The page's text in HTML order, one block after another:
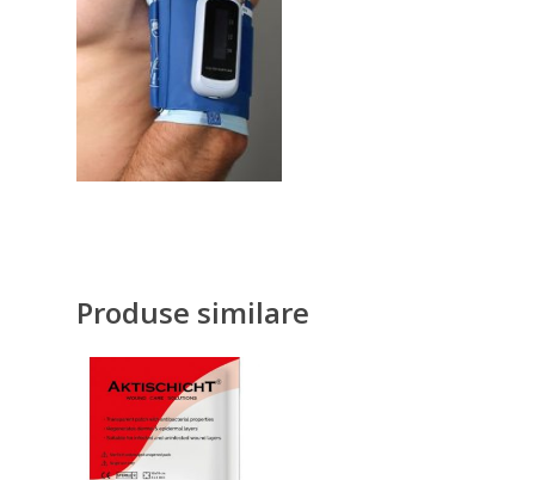
Produse similare